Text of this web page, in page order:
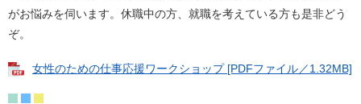
がお悩みを伺います。休職中の方、就職を考えている方も是非どう
ぞ。
女性のための仕事応援ワークショップ [PDFファイル／1.32MB]